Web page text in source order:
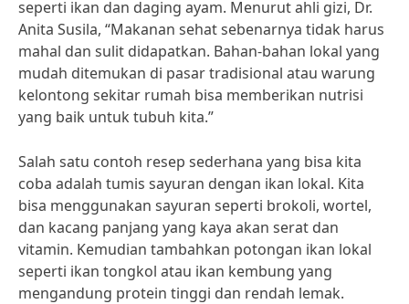
seperti ikan dan daging ayam. Menurut ahli gizi, Dr.
Anita Susila, “Makanan sehat sebenarnya tidak harus
mahal dan sulit didapatkan. Bahan-bahan lokal yang
mudah ditemukan di pasar tradisional atau warung
kelontong sekitar rumah bisa memberikan nutrisi
yang baik untuk tubuh kita.”
Salah satu contoh resep sederhana yang bisa kita
coba adalah tumis sayuran dengan ikan lokal. Kita
bisa menggunakan sayuran seperti brokoli, wortel,
dan kacang panjang yang kaya akan serat dan
vitamin. Kemudian tambahkan potongan ikan lokal
seperti ikan tongkol atau ikan kembung yang
mengandung protein tinggi dan rendah lemak.